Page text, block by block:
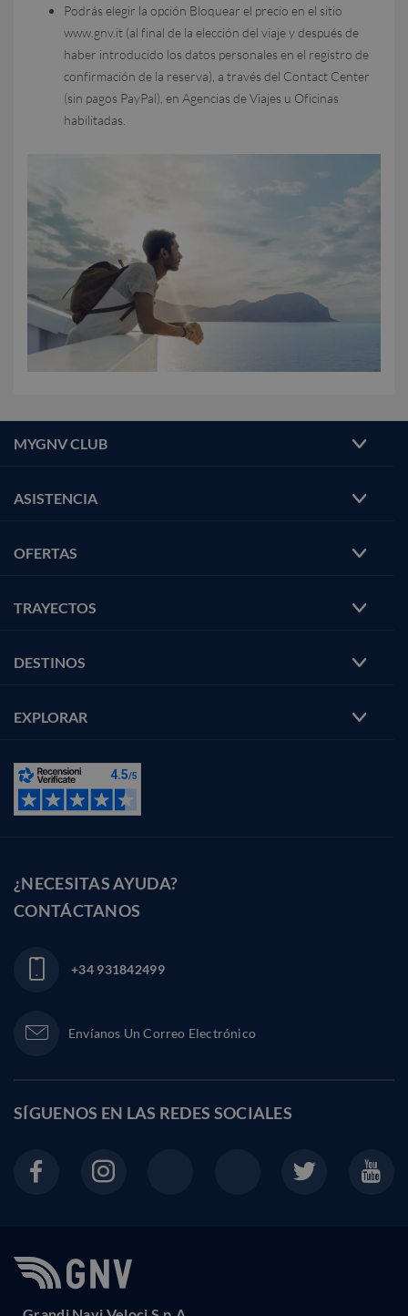
Podrás elegir la opción Bloquear el precio en el sitio
www.gnv.it (al final de la elección del viaje y después de
haber introducido los datos personales en el registro de
confirmación de la reserva), a través del Contact Center
(sin pagos PayPal), en Agencias de Viajes u Oficinas
habilitadas.
MYGNV CLUB
ASISTENCIA
OFERTAS
TRAYECTOS
DESTINOS
EXPLORAR
¿NECESITAS AYUDA?
CONTÁCTANOS
+34 931842499
Envíanos Un Correo Electrónico
SÍGUENOS EN LAS REDES SOCIALES